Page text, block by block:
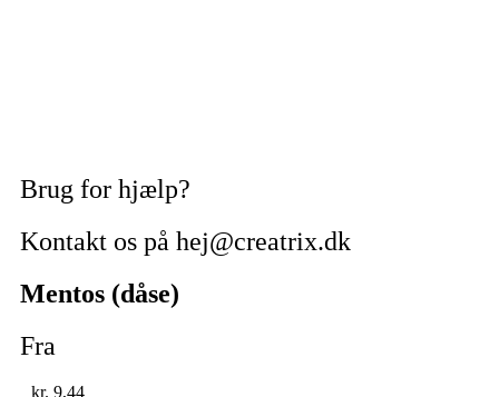
Brug for hjælp?
Kontakt os på hej@creatrix.dk
Mentos (dåse)
Fra
kr. 9,44